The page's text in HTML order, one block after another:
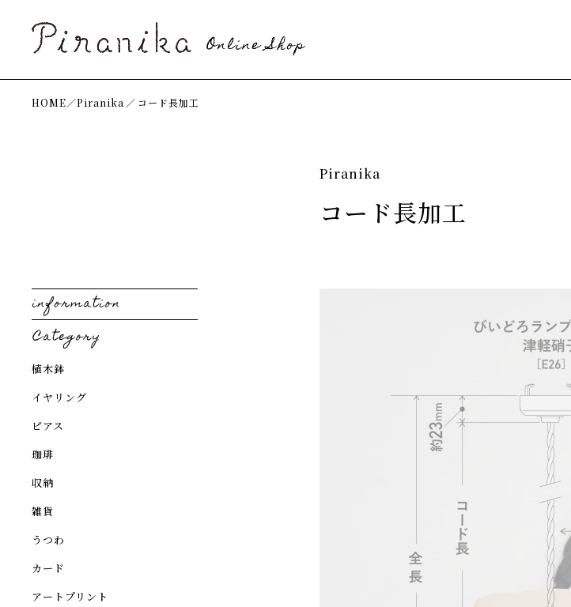
HOME／Piranika ／ コード長加工
植木鉢
イヤリング
ピアス
珈琲
収納
雑貨
うつわ
カード
アートプリント
Piranika
コード長加工